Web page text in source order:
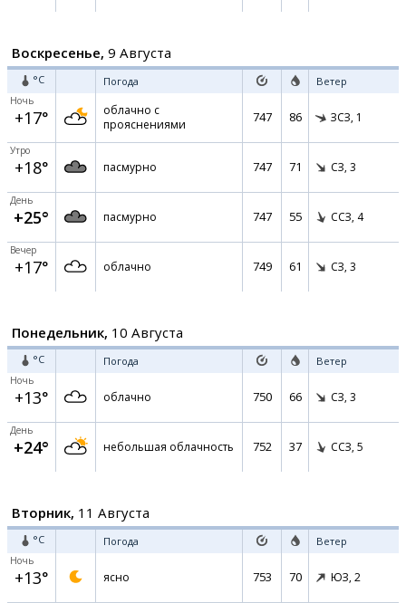
Воскресенье, 9 Августа
°C Погода Ветер
Ночь
+17°
облачно с
прояснениями
747 86 ЗСЗ, 1
Утро
+18° пасмурно 747 71 СЗ, 3
День
+25° пасмурно 747 55 ССЗ, 4
Вечер
+17° облачно 749 61 СЗ, 3
Понедельник, 10 Августа
°C Погода Ветер
Ночь
+13° облачно 750 66 СЗ, 3
День
+24° небольшая облачность 752 37 ССЗ, 5
Вторник, 11 Августа
°C Погода Ветер
Ночь
+13° ясно 753 70 ЮЗ, 2